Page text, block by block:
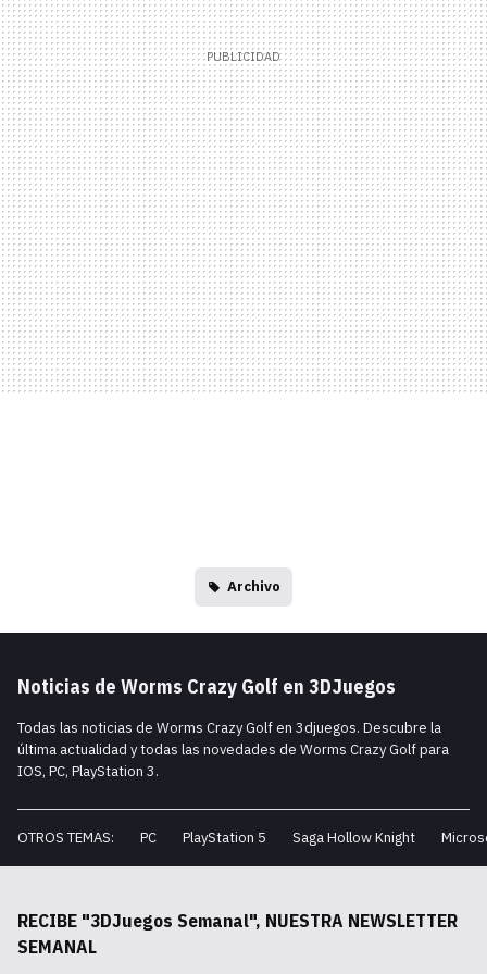
Archivo
Noticias de Worms Crazy Golf en 3DJuegos
Todas las noticias de Worms Crazy Golf en 3djuegos. Descubre la
última actualidad y todas las novedades de Worms Crazy Golf para
IOS, PC, PlayStation 3.
OTROS TEMAS: PC PlayStation 5 Saga Hollow Knight
RECIBE "3DJuegos Semanal", NUESTRA NEWSLETTER
SEMANAL